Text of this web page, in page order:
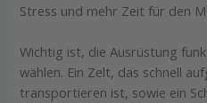
Stress und mehr Zeit für den
Wichtig ist, die Ausrüstung
wählen. Ein Zelt, das schnell
transportieren ist, sowie ein